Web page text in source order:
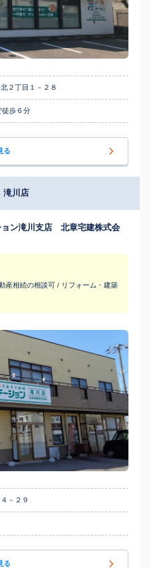
２丁目１－２８
歩６分
る
滝川店
ョン滝川支店 北章宅建株式会
産相続の相談可 / リフォーム・建築
－２９
る